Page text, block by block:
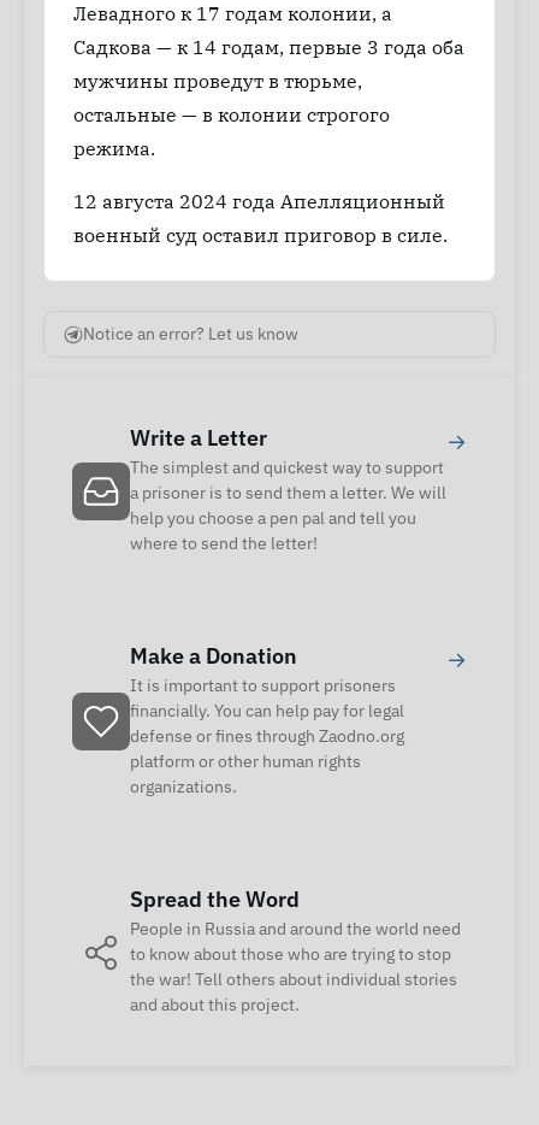
Левадного к 17 годам колонии, а
Садкова — к 14 годам, первые 3 года оба
мужчины проведут в тюрьме,
остальные — в колонии строгого
режима.
12 августа 2024 года Апелляционный
военный суд оставил приговор в силе.
Notice an error? Let us know
Write a Letter
The simplest and quickest way to support
a prisoner is to send them a letter. We will
help you choose a pen pal and tell you
where to send the letter!
→
Make a Donation
It is important to support prisoners
financially. You can help pay for legal
defense or fines through Zaodno.org
platform or other human rights
organizations.
→
Spread the Word
People in Russia and around the world need
to know about those who are trying to stop
the war! Tell others about individual stories
and about this project.